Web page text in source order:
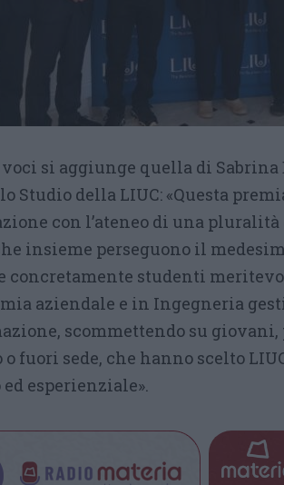
si aggiunge quella di Sabrina
Studio della LIUC: «Questa
con l’ateneo di una
insieme perseguono il
concretamente studenti
aziendale e in Ingegneria
scommettendo su
fuori sede, che hanno scelto
esperienziale».